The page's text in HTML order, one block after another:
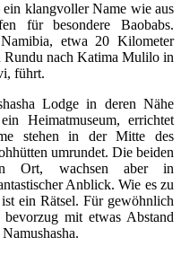
klangvoller Name wie aus
für besondere Baobabs.
etwa 20 Kilometer
Rundu nach Katima Mulilo in
führt.
Lodge in deren Nähe
Heimatmuseum, errichtet
stehen in der Mitte des
umrundet. Die beiden
Ort, wachsen aber in
Anblick. Wie es zu
ein Rätsel. Für gewöhnlich
mit etwas Abstand